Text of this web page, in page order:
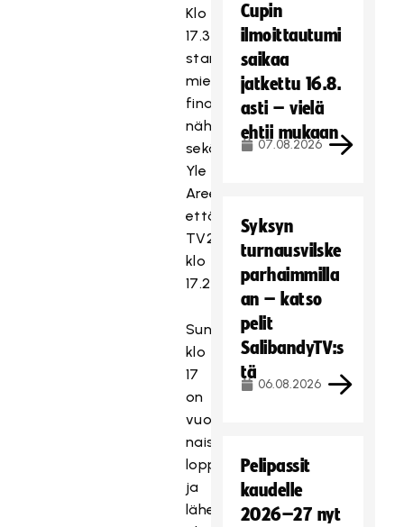
Klo
17.30
starttaava
miesten
finaali
nähdään
sekä
Yle
Areenassa
että
TV2:ssa
klo
17.20.
Sunnuntaina
klo
17
on
vuorossa
naisten
loppuottelu,
ja
lähetys
Cupin
ilmoittautumi
saikaa
jatkettu 16.8.
asti – vielä
ehtii mukaan
07.08.2026
Syksyn
turnausvilske
parhaimmilla
an – katso
pelit
SalibandyTV:s
tä
06.08.2026
Pelipassit
kaudelle
2026–27 nyt